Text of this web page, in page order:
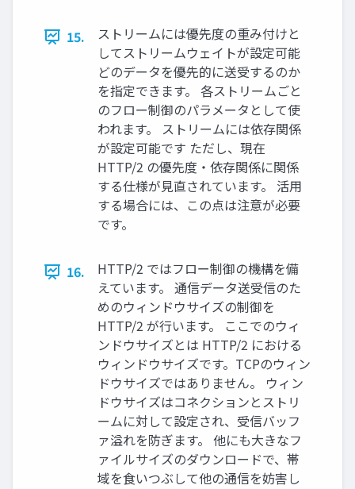
15.
ストリームには優先度の重み付けと
してストリームウェイトが設定可能
どのデータを優先的に送受するのか
を指定できます。 各ストリームごと
のフロー制御のパラメータとして使
われます。 ストリームには依存関係
が設定可能です ただし、現在
HTTP/2 の優先度・依存関係に関係
する仕様が見直されています。 活用
する場合には、この点は注意が必要
です。
16.
HTTP/2 ではフロー制御の機構を備
えています。 通信データ送受信のた
めのウィンドウサイズの制御を
HTTP/2 が行います。 ここでのウィ
ンドウサイズとは HTTP/2 における
ウィンドウサイズです。TCPのウィン
ドウサイズではありません。 ウィン
ドウサイズはコネクションとストリ
ームに対して設定され、受信バッフ
ァ溢れを防ぎます。 他にも大きなフ
ァイルサイズのダウンロードで、帯
域を食いつぶして他の通信を妨害し